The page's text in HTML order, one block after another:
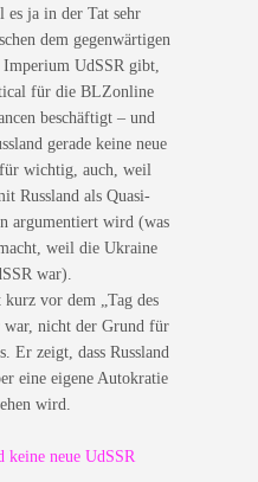
es ja in der Tat sehr
dem gegenwärtigen
Imperium UdSSR gibt,
für die BLZonline
beschäftigt – und
gerade keine neue
wichtig, auch, weil
Russland als Quasi-
argumentiert wird (was
weil die Ukraine
war).
vor dem „Tag des
war, nicht der Grund für
Er zeigt, dass Russland
eine eigene Autokratie
wird.
keine neue UdSSR